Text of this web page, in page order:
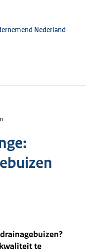
Nederland
te